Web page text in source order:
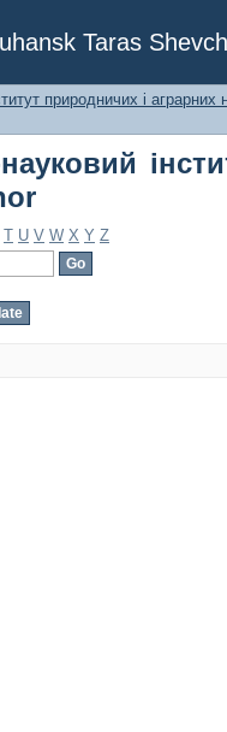
Taras
природничих і аграрних
T U V W X Y Z